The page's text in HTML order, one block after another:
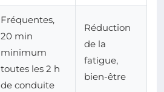
Fréquentes,
20 min
minimum
toutes les 2 h
de conduite
Réduction
de la
fatigue,
bien-être